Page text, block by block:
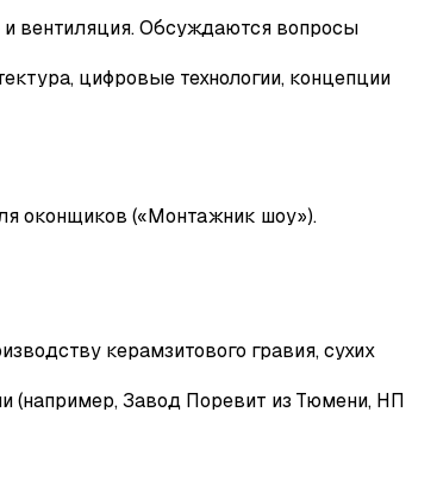
вентиляция. Обсуждаются вопросы
цифровые технологии, концепции
оконщиков («Монтажник шоу»).
керамзитового гравия, сухих
(например, Завод Поревит из Тюмени, НП